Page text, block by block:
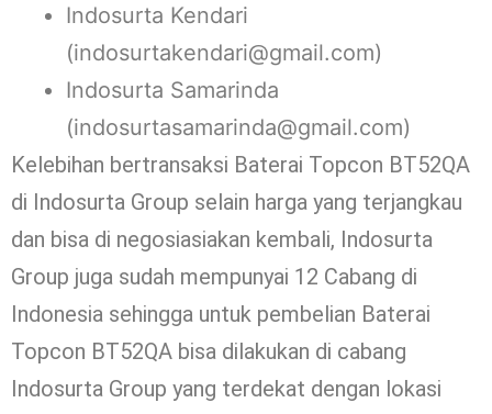
Indosurta Kendari
(indosurtakendari@gmail.com)
Indosurta Samarinda
(indosurtasamarinda@gmail.com)
Kelebihan bertransaksi Baterai Topcon BT52QA
di Indosurta Group selain harga yang terjangkau
dan bisa di negosiasiakan kembali, Indosurta
Group juga sudah mempunyai 12 Cabang di
Indonesia sehingga untuk pembelian Baterai
Topcon BT52QA bisa dilakukan di cabang
Indosurta Group yang terdekat dengan lokasi